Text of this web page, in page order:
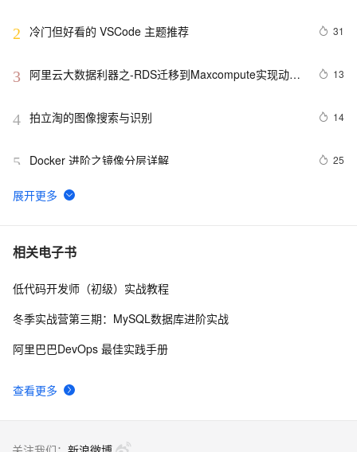
2 冷门但好看的 VSCode 主题推荐 31
3
阿里云大数据利器之-RDS迁移到Maxcompute实现动态
13
4 拍立淘的图像搜索与识别 14
5 Docker 进阶之镜像分层详解 25
6 GET 请求和 POST 请求的安全性有何区别？
7 hdu 3015 Disharmony Trees
8 perl--CGI编程之Apache服务器安装配置
相关电子书
查看更多
低代码开发师（初级）实战教程
冬季实战营第三期：MySQL数据库进阶实战
阿里巴巴DevOps 最佳实践手册